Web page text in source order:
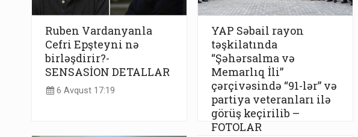
Ruben Vardanyanla
Cefri Epşteyni nə
birləşdirir?-
SENSASİON DETALLAR
6 Avqust 17:19
YAP Səbail rayon
təşkilatında
“Şəhərsalma və
Memarlıq İli”
çərçivəsində “91-lər” və
partiya veteranları ilə
görüş keçirilib –
FOTOLAR